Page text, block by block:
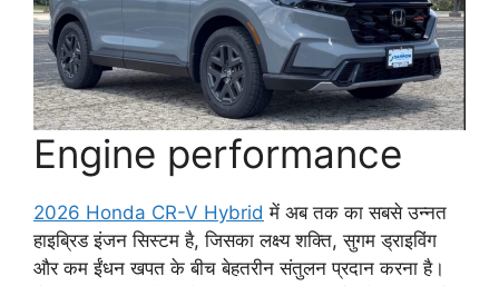
Engine performance
2026 Honda CR-V Hybrid में अब तक का सबसे उन्नत
हाइब्रिड इंजन सिस्टम है, जिसका लक्ष्य शक्ति, सुगम ड्राइविंग
और कम ईंधन खपत के बीच बेहतरीन संतुलन प्रदान करना है।